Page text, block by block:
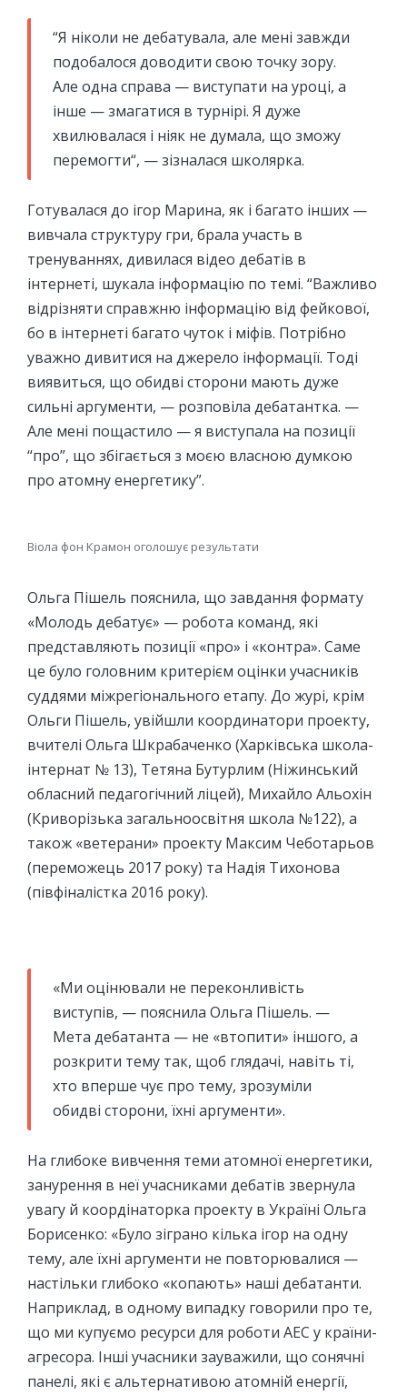
“Я ніколи не дебатувала, але мені завжди
подобалося доводити свою точку зору.
Але одна справа — виступати на уроці, а
інше — змагатися в турнірі. Я дуже
хвилювалася і ніяк не думала, що зможу
перемогти“, — зізналася школярка.
Готувалася до ігор Марина, як і багато інших —
вивчала структуру гри, брала участь в
тренуваннях, дивилася відео дебатів в
інтернеті, шукала інформацію по темі. “Важливо
відрізняти справжню інформацію від фейкової,
бо в інтернеті багато чуток і міфів. Потрібно
уважно дивитися на джерело інформації. Тоді
виявиться, що обидві сторони мають дуже
сильні аргументи, — розповіла дебатантка. —
Але мені пощастило — я виступала на позиції
“про”, що збігається з моєю власною думкою
про атомну енергетику”.
Віола фон Крамон оголошує результати
Ольга Пішель пояснила, що завдання формату
«Молодь дебатує» — робота команд, які
представляють позиції «про» і «контра». Саме
це було головним критерієм оцінки учасників
суддями міжрегіонального етапу. До журі, крім
Ольги Пішель, увійшли координатори проекту,
вчителі Ольга Шкрабаченко (Харківська школа-
інтернат № 13), Тетяна Бутурлим (Ніжинський
обласний педагогічний ліцей), Михайло Альохін
(Криворізька загальноосвітня школа №122), а
також «ветерани» проекту Максим Чеботарьов
(переможець 2017 року) та Надія Тихонова
(півфіналістка 2016 року).
«Ми оцінювали не переконливість
виступів, — пояснила Ольга Пішель. —
Мета дебатанта — не «втопити» іншого, а
розкрити тему так, щоб глядачі, навіть ті,
хто вперше чує про тему, зрозуміли
обидві сторони, їхні аргументи».
На глибоке вивчення теми атомної енергетики,
занурення в неї учасниками дебатів звернула
увагу й коордінаторка проекту в Україні Ольга
Борисенко: «Було зіграно кілька ігор на одну
тему, але їхні аргументи не повторювалися —
настільки глибоко «копають» наші дебатанти.
Наприклад, в одному випадку говорили про те,
що ми купуємо ресурси для роботи АЕС у країни-
агресора. Інші учасники зауважили, що сонячні
панелі, які є альтернативою атомній енергії,